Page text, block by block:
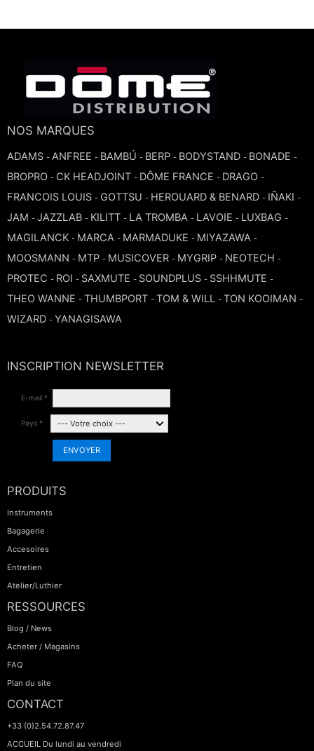
NOS MARQUES
ADAMS - ANFREE - BAMBÚ - BERP - BODYSTAND - BONADE -
BROPRO - CK HEADJOINT - DÔME FRANCE - DRAGO -
FRANCOIS LOUIS - GOTTSU - HEROUARD & BENARD - IÑAKI -
JAM - JAZZLAB - KILITT - LA TROMBA - LAVOIE - LUXBAG -
MAGILANCK - MARCA - MARMADUKE - MIYAZAWA -
MOOSMANN - MTP - MUSICOVER - MYGRIP - NEOTECH -
PROTEC - ROI - SAXMUTE - SOUNDPLUS - SSHHMUTE -
THEO WANNE - THUMBPORT - TOM & WILL - TON KOOIMAN -
WIZARD - YANAGISAWA
INSCRIPTION NEWSLETTER
E-mail *
Pays *
ENVOYER
PRODUITS
Instruments
Bagagerie
Accesoires
Entretien
Atelier/Luthier
RESSOURCES
Blog / News
Acheter / Magasins
FAQ
Plan du site
CONTACT
+33 (0)2.54.72.87.47
ACCUEIL Du lundi au vendredi